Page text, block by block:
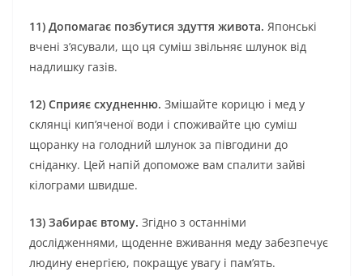
11) Допомагає позбутися здуття живота. Японські
вчені з’ясували, що ця суміш звільняє шлунок від
надлишку газів.
12) Сприяє схудненню. Змішайте корицю і мед у
склянці кип’яченої води і споживайте цю суміш
щоранку на голодний шлунок за півгодини до
сніданку. Цей напій допоможе вам спалити зайві
кілограми швидше.
13) Забирає втому. Згідно з останніми
дослідженнями, щоденне вживання меду забезпечує
людину енергією, покращує увагу і пам’ять.